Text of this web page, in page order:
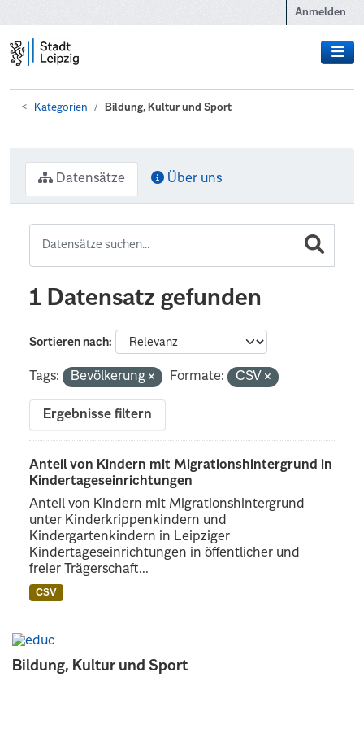
Anmelden
Kategorien Bildung, Kultur und Sport
Bildung, Kultur und Sport
Datensätze Über uns
1 Datensatz gefunden
Sortieren nach
Tags: Bevölkerung Formate: CSV
Ergebnisse filtern
Anteil von Kindern mit Migrationshintergrund in
Kindertageseinrichtungen
Anteil von Kindern mit Migrationshintergrund
unter Kinderkrippenkindern und
Kindergartenkindern in Leipziger
Kindertageseinrichtungen in öffentlicher und
freier Trägerschaft...
CSV